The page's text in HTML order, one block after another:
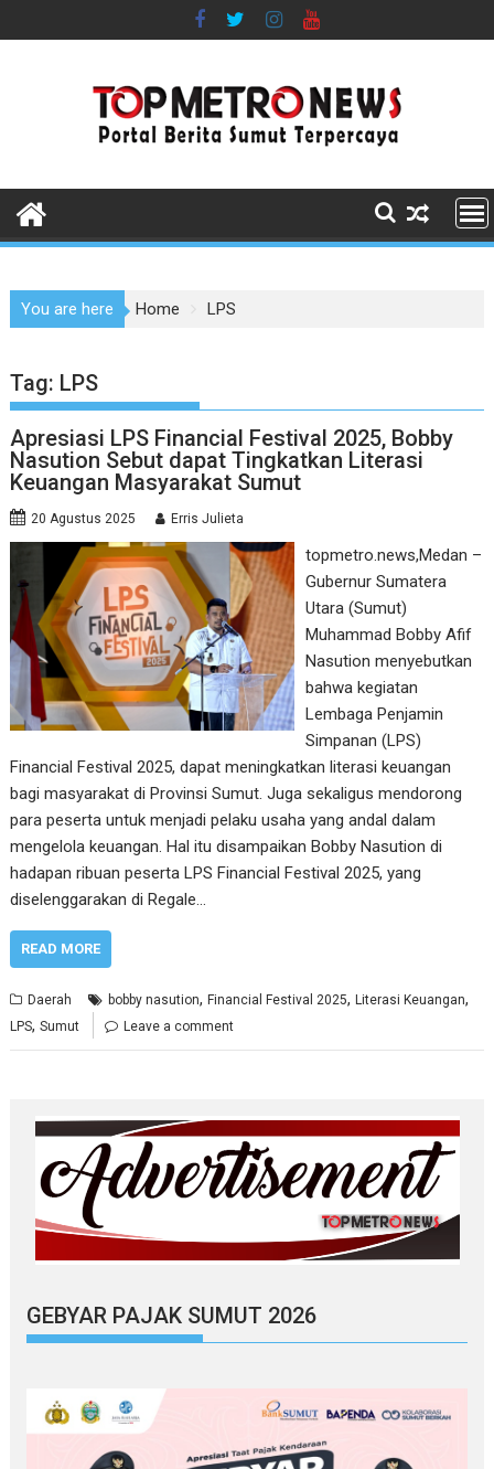
to
You are here Home LPS
Tag: LPS
Apresiasi LPS Financial Festival 2025, Bobby
Nasution Sebut dapat Tingkatkan Literasi
Keuangan Masyarakat Sumut
20 Agustus 2025 Erris Julieta
topmetro.news,Medan –
Gubernur Sumatera
Utara (Sumut)
Muhammad Bobby Afif
Nasution menyebutkan
bahwa kegiatan
Lembaga Penjamin
Simpanan (LPS)
Financial Festival 2025, dapat meningkatkan literasi keuangan
bagi masyarakat di Provinsi Sumut. Juga sekaligus mendorong
para peserta untuk menjadi pelaku usaha yang andal dalam
mengelola keuangan. Hal itu disampaikan Bobby Nasution di
hadapan ribuan peserta LPS Financial Festival 2025, yang
diselenggarakan di Regale…
READ MORE
Daerah bobby nasution,Financial Festival 2025,Literasi Keuangan,
LPS,Sumut Leave a comment
GEBYAR PAJAK SUMUT 2026